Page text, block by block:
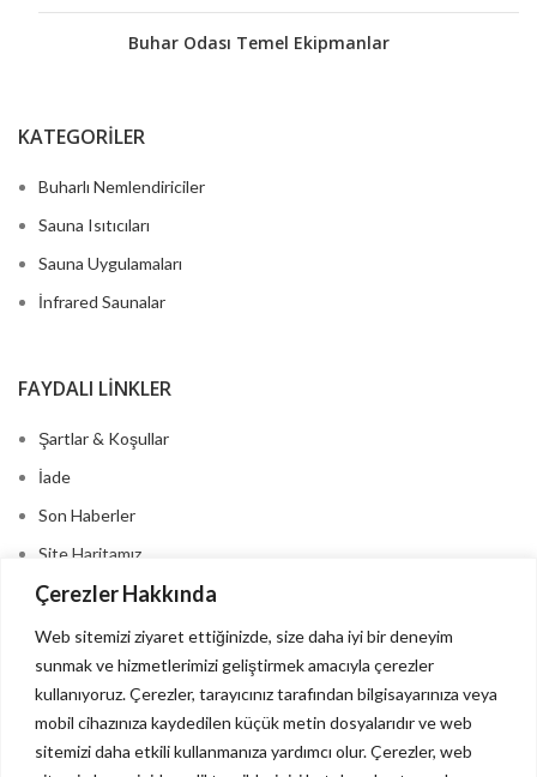
Çerezler Hakkında
Web sitemizi ziyaret ettiğinizde, size daha iyi bir deneyim
sunmak ve hizmetlerimizi geliştirmek amacıyla çerezler
kullanıyoruz. Çerezler, tarayıcınız tarafından bilgisayarınıza veya
mobil cihazınıza kaydedilen küçük metin dosyalarıdır ve web
sitemizi daha etkili kullanmanıza yardımcı olur. Çerezler, web
Buhar Odası Temel Ekipmanlar
KATEGORİLER
Buharlı Nemlendiriciler
Sauna Isıtıcıları
Sauna Uygulamaları
İnfrared Saunalar
FAYDALI LINKLER
Şartlar & Koşullar
İade
Son Haberler
Site Haritamız
Bize Ulaşın
MENÜLER
İnstegram profil